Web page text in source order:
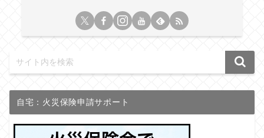
自宅：火災保険申請サポート